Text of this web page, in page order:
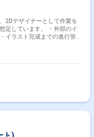
2Dデザイナーとして作業を
ます。 ・外部のイ
イラスト完成までの進行管理